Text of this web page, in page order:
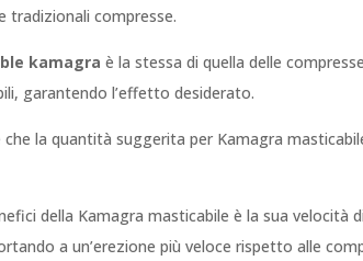
tradizionali compresse.
kamagra è la stessa di quella delle
garantendo l’effetto desiderato.
che la quantità suggerita per Kamagra
della Kamagra masticabile è la sua
a un’erezione più veloce rispetto alle